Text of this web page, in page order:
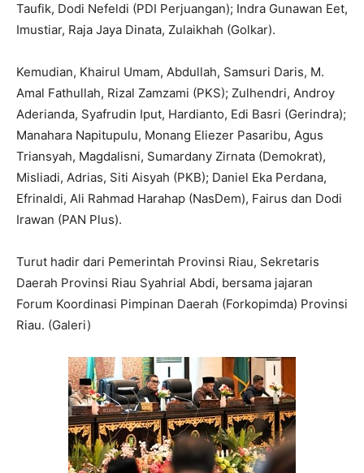
Taufik, Dodi Nefeldi (PDI Perjuangan); Indra Gunawan Eet,
Imustiar, Raja Jaya Dinata, Zulaikhah (Golkar).
Kemudian, Khairul Umam, Abdullah, Samsuri Daris, M.
Amal Fathullah, Rizal Zamzami (PKS); Zulhendri, Androy
Aderianda, Syafrudin Iput, Hardianto, Edi Basri (Gerindra);
Manahara Napitupulu, Monang Eliezer Pasaribu, Agus
Triansyah, Magdalisni, Sumardany Zirnata (Demokrat),
Misliadi, Adrias, Siti Aisyah (PKB); Daniel Eka Perdana,
Efrinaldi, Ali Rahmad Harahap (NasDem), Fairus dan Dodi
Irawan (PAN Plus).
Turut hadir dari Pemerintah Provinsi Riau, Sekretaris
Daerah Provinsi Riau Syahrial Abdi, bersama jajaran
Forum Koordinasi Pimpinan Daerah (Forkopimda) Provinsi
Riau. (Galeri)